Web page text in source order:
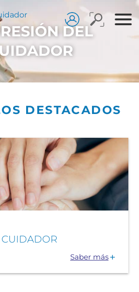
DEL
DESTACADOS
Saber más